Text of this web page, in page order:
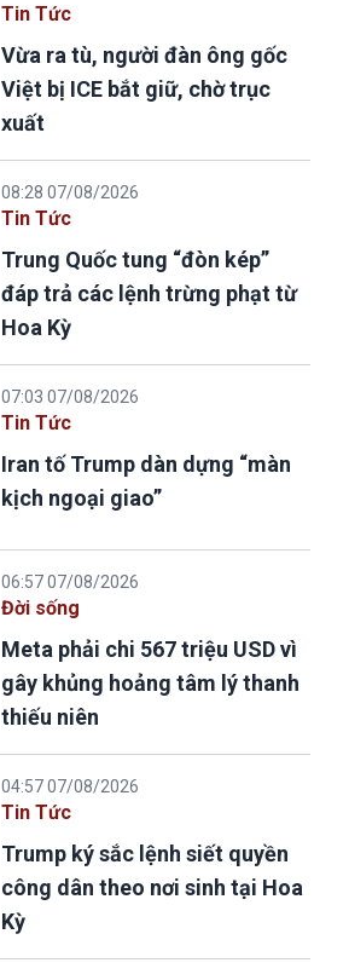
Tin Tức
Vừa ra tù, người đàn ông gốc
Việt bị ICE bắt giữ, chờ trục
xuất
08:28 07/08/2026
Tin Tức
Trung Quốc tung “đòn kép”
đáp trả các lệnh trừng phạt từ
Hoa Kỳ
07:03 07/08/2026
Tin Tức
Iran tố Trump dàn dựng “màn
kịch ngoại giao”
06:57 07/08/2026
Đời sống
Meta phải chi 567 triệu USD vì
gây khủng hoảng tâm lý thanh
thiếu niên
04:57 07/08/2026
Tin Tức
Trump ký sắc lệnh siết quyền
công dân theo nơi sinh tại Hoa
Kỳ